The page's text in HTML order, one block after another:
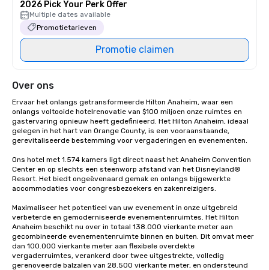
2026 Pick Your Perk Offer
Multiple dates available
Promotietarieven
Promotie claimen
Over ons
Ervaar het onlangs getransformeerde Hilton Anaheim, waar een
onlangs voltooide hotelrenovatie van $100 miljoen onze ruimtes en
gastervaring opnieuw heeft gedefinieerd. Het Hilton Anaheim, ideaal
gelegen in het hart van Orange County, is een vooraanstaande,
gerevitaliseerde bestemming voor vergaderingen en evenementen.
Ons hotel met 1.574 kamers ligt direct naast het Anaheim Convention
Center en op slechts een steenworp afstand van het Disneyland®
Resort. Het biedt ongeëvenaard gemak en onlangs bijgewerkte
accommodaties voor congresbezoekers en zakenreizigers.
Maximaliseer het potentieel van uw evenement in onze uitgebreid
verbeterde en gemoderniseerde evenementenruimtes. Het Hilton
Anaheim beschikt nu over in totaal 138.000 vierkante meter aan
gecombineerde evenementenruimte binnen en buiten. Dit omvat meer
dan 100.000 vierkante meter aan flexibele overdekte
vergaderruimtes, verankerd door twee uitgestrekte, volledig
gerenoveerde balzalen van 28.500 vierkante meter, en ondersteund